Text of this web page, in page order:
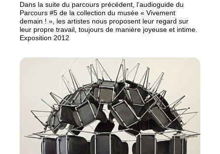
Dans la suite du parcours précédent, l’audioguide du
Parcours #5 de la collection du musée « Vivement
demain ! », les artistes nous proposent leur regard sur
leur propre travail, toujours de manière joyeuse et intime.
Exposition 2012